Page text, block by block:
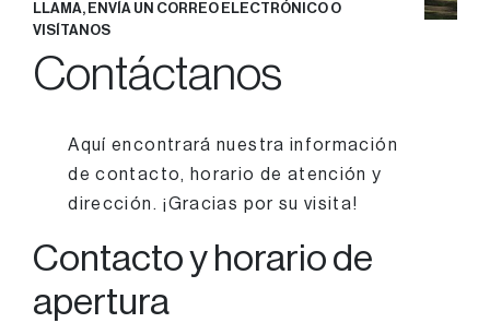
LLAMA, ENVÍA UN CORREO ELECTRÓNICO O
VISÍTANOS
Contáctanos
Aquí encontrará nuestra información
de contacto, horario de atención y
dirección. ¡Gracias por su visita!
Contacto y horario de
apertura